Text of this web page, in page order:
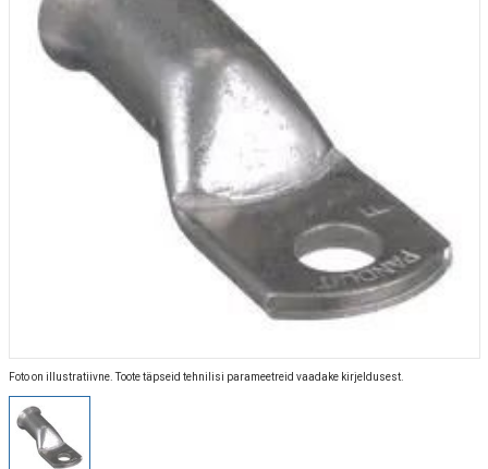
Foto on illustratiivne. Toote täpseid tehnilisi parameetreid vaadake kirjeldusest.